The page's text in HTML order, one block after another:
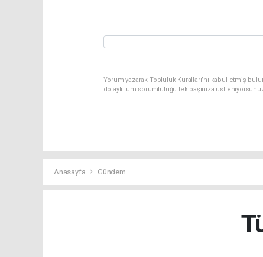
Yorum yazarak Topluluk Kuralları’nı kabul etmiş
dolaylı tüm sorumluluğu tek başınıza
Anasayfa Gündem